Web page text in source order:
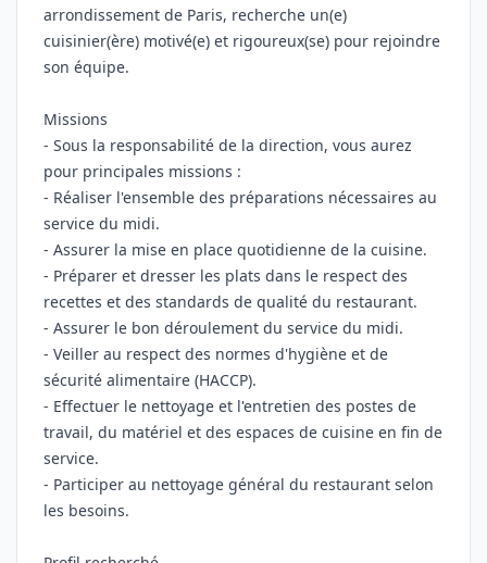
arrondissement de Paris, recherche un(e)
cuisinier(ère) motivé(e) et rigoureux(se) pour rejoindre
son équipe.
Missions
- Sous la responsabilité de la direction, vous aurez
pour principales missions :
- Réaliser l'ensemble des préparations nécessaires au
service du midi.
- Assurer la mise en place quotidienne de la cuisine.
- Préparer et dresser les plats dans le respect des
recettes et des standards de qualité du restaurant.
- Assurer le bon déroulement du service du midi.
- Veiller au respect des normes d'hygiène et de
sécurité alimentaire (HACCP).
- Effectuer le nettoyage et l'entretien des postes de
travail, du matériel et des espaces de cuisine en fin de
service.
- Participer au nettoyage général du restaurant selon
les besoins.